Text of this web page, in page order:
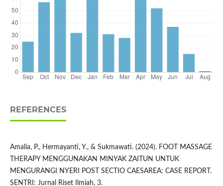
REFERENCES
Amalia, P., Hermayanti, Y., & Sukmawati. (2024). FOOT MASSAGE
THERAPY MENGGUNAKAN MINYAK ZAITUN UNTUK
MENGURANGI NYERI POST SECTIO CAESAREA: CASE REPORT.
SENTRI: Jurnal Riset Ilmiah, 3.